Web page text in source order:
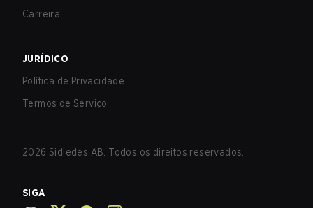
Carreira
JURÍDICO
Política de Privacidade
Termos de Serviço
2026 Sidledes AB. Todos os direitos reservados.
SIGA